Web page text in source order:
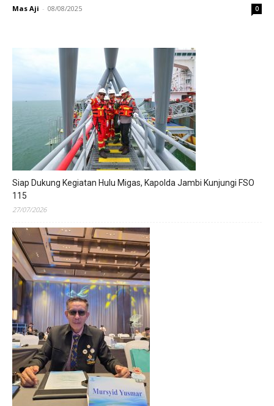
Mas Aji - 08/08/2025 0
Siap Dukung Kegiatan Hulu Migas, Kapolda Jambi Kunjungi FSO
115
27/07/2026